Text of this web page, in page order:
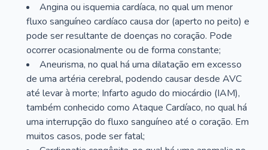
Angina ou isquemia cardíaca, no qual um menor
fluxo sanguíneo cardíaco causa dor (aperto no peito) e
pode ser resultante de doenças no coração. Pode
ocorrer ocasionalmente ou de forma constante;
Aneurisma, no qual há uma dilatação em excesso
de uma artéria cerebral, podendo causar desde AVC
até levar à morte; Infarto agudo do miocárdio (IAM),
também conhecido como Ataque Cardíaco, no qual há
uma interrupção do fluxo sanguíneo até o coração. Em
muitos casos, pode ser fatal;